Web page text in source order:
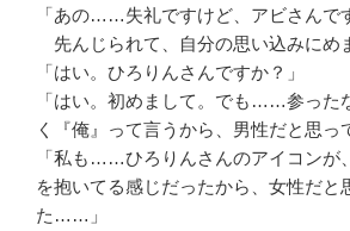
「あの……失礼ですけど、アビさんで
先んじられて、自分の思い込みにめ
「はい。ひろりんさんですか？」
「はい。初めまして。でも……参った
く『俺』って言うから、男性だと思っ
「私も……ひろりんさんのアイコンが
を抱いてる感じだったから、女性だと
た……」